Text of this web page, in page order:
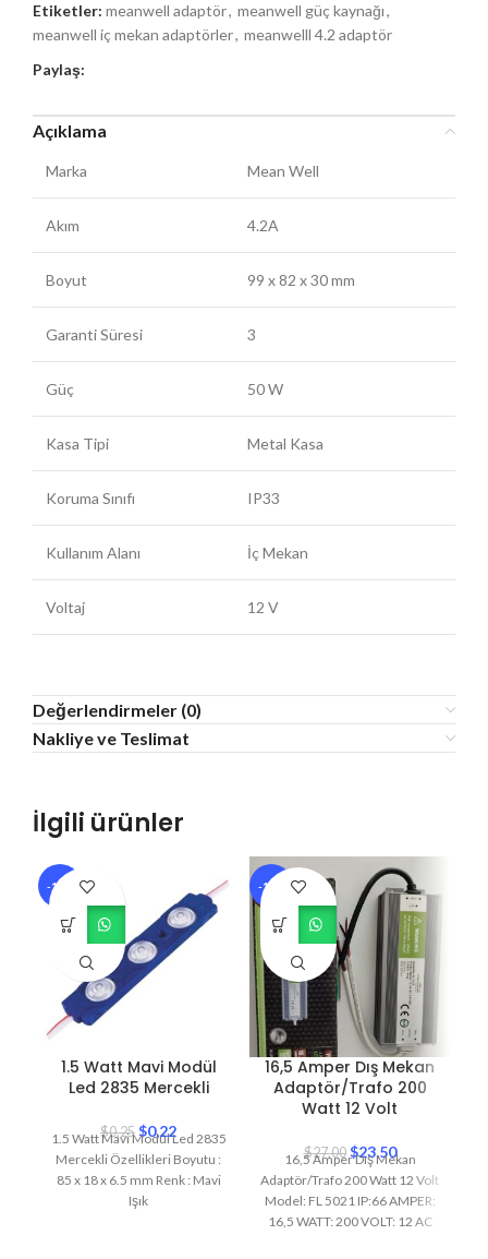
Etiketler: meanwell adaptör, meanwell güç kaynağı,
meanwell iç mekan adaptörler, meanwelll 4.2 adaptör
Paylaş:
Açıklama
Marka Mean Well
Akım 4.2A
Boyut 99 x 82 x 30 mm
Garanti Süresi 3
Güç 50 W
Kasa Tipi Metal Kasa
Koruma Sınıfı IP33
Kullanım Alanı İç Mekan
Voltaj 12 V
Değerlendirmeler (0)
Nakliye ve Teslimat
İlgili ürünler
-12%
1.5 Watt Mavi Modül
Led 2835 Mercekli
$0,25 $0,22
1.5 Watt Mavi Modül Led 2835
Mercekli Özellikleri Boyutu :
85 x 18 x 6.5 mm Renk : Mavi
Işık
-13%
16,5 Amper Dış Mekan
Adaptör/Trafo 200
Watt 12 Volt
$27,00 $23,50
16,5 Amper Dış Mekan
Adaptör/Trafo 200 Watt 12 Volt
Model: FL 5021 IP:66 AMPER:
16,5 WATT: 200 VOLT: 12 AC